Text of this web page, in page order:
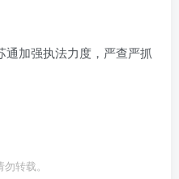
加强执法力度，严查严抓
转载。